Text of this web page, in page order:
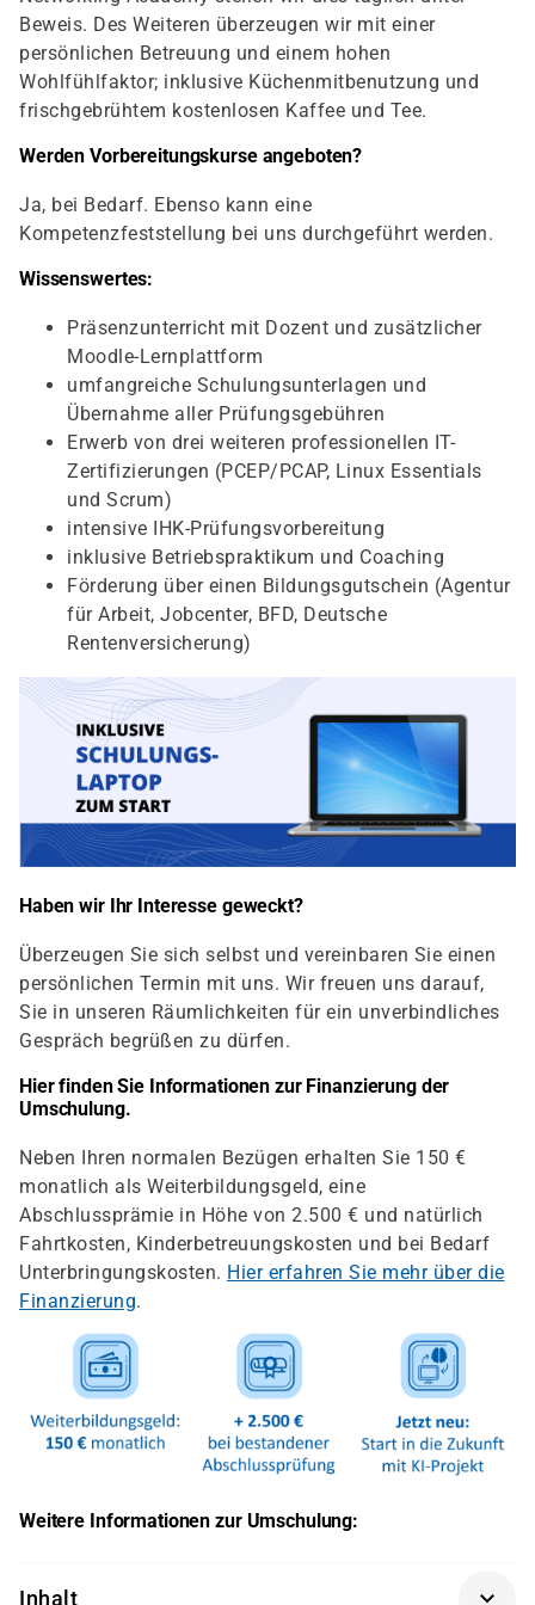
Beweis. Des Weiteren überzeugen wir mit einer
persönlichen Betreuung und einem hohen
Wohlfühlfaktor; inklusive Küchenmitbenutzung und
frischgebrühtem kostenlosen Kaffee und Tee.
Werden Vorbereitungskurse angeboten?
Ja, bei Bedarf. Ebenso kann eine
Kompetenzfeststellung bei uns durchgeführt werden.
Wissenswertes:
Präsenzunterricht mit Dozent und zusätzlicher
Moodle-Lernplattform
umfangreiche Schulungsunterlagen und
Übernahme aller Prüfungsgebühren
Erwerb von drei weiteren professionellen IT-
Zertifizierungen (PCEP/PCAP, Linux Essentials
und Scrum)
intensive IHK-Prüfungsvorbereitung
inklusive Betriebspraktikum und Coaching
Förderung über einen Bildungsgutschein (Agentur
für Arbeit, Jobcenter, BFD, Deutsche
Rentenversicherung)
Haben wir Ihr Interesse geweckt?
Überzeugen Sie sich selbst und vereinbaren Sie einen
persönlichen Termin mit uns. Wir freuen uns darauf,
Sie in unseren Räumlichkeiten für ein unverbindliches
Gespräch begrüßen zu dürfen.
Hier finden Sie Informationen zur Finanzierung der
Umschulung.
Neben Ihren normalen Bezügen erhalten Sie 150 €
monatlich als Weiterbildungsgeld, eine
Abschlussprämie in Höhe von 2.500 € und natürlich
Fahrtkosten, Kinderbetreuungskosten und bei Bedarf
Unterbringungskosten. Hier erfahren Sie mehr über die
Finanzierung.
Weitere Informationen zur Umschulung:
Inhalt